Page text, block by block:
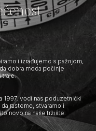
i izrađujemo s pažnjom,
dobra moda počinje
traje.
1997. vodi nas poduzetnički
rastemo, stvaramo i
novo na naše tržište.